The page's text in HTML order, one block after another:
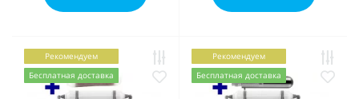
Рекомендуем
Бесплатная доставка
Рекомендуем
Бесплатная доставка